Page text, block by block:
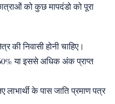
को कुछ मापदंडो को पूरा
की निवासी होनी चाहिए।
60% या इससे अधिक अंक प्राप्त
के पास जाति प्रमाण पत्र